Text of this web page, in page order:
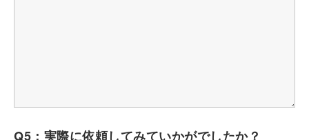
Q5：実際に依頼してみていかがでしたか？